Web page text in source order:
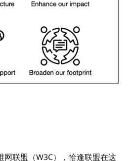
网联盟（W3C），恰逢联盟在这